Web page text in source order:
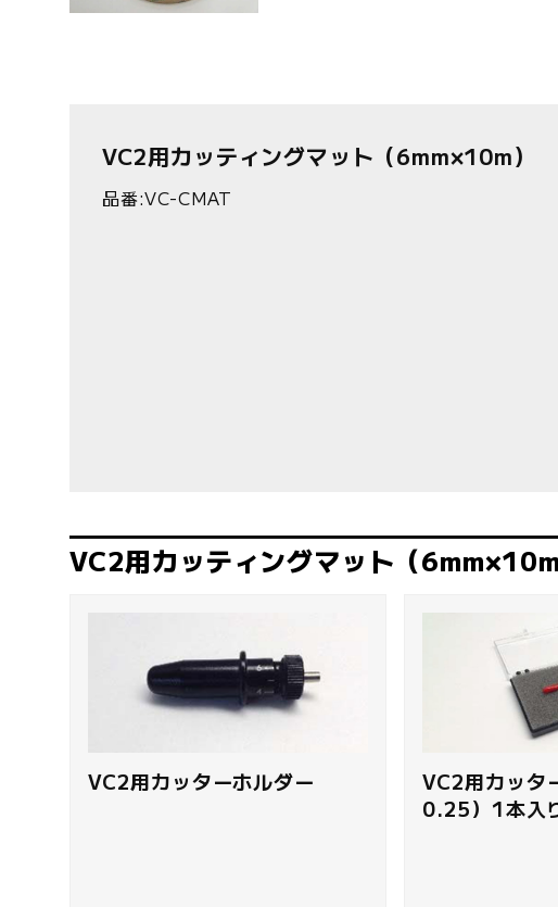
VC2用カッティングマット（6mm×10m）
品番:VC-CMAT
VC2用カッティングマット（
VC2用カッターホルダー
VC2用カッタ
0.25）1本入